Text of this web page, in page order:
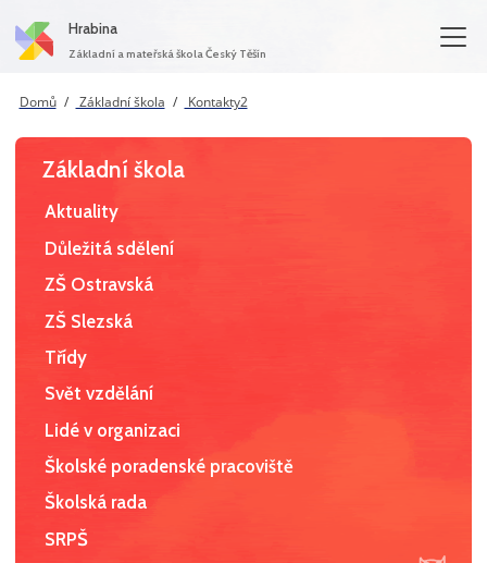
Hrabina
Základní a mateřská škola Český Těšín
Domů Základní škola Kontakty2
Základní škola
Aktuality
Důležitá sdělení
ZŠ Ostravská
ZŠ Slezská
Třídy
Svět vzdělání
Lidé v organizaci
Školské poradenské pracoviště
Školská rada
SRPŠ